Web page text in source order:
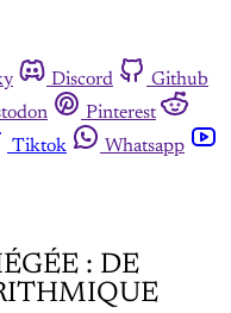
Discord
Github
Pinterest
Tiktok
Whatsapp
: DE